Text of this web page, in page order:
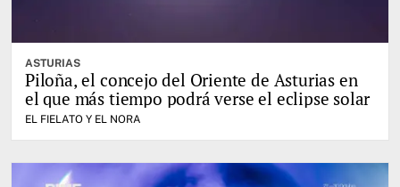
ASTURIAS
Piloña, el concejo del Oriente de Asturias en
el que más tiempo podrá verse el eclipse solar
EL FIELATO Y EL NORA